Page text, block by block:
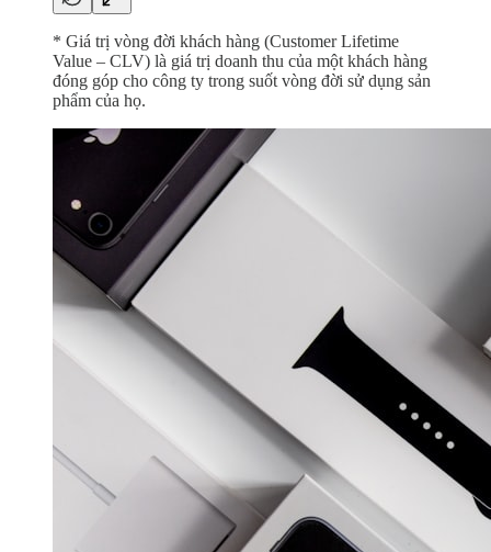
* Giá trị vòng đời khách hàng (Customer Lifetime
Value – CLV) là giá trị doanh thu của một khách hàng
đóng góp cho công ty trong suốt vòng đời sử dụng sản
phẩm của họ.